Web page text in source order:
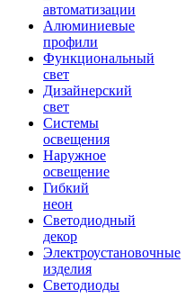
автоматизации
Алюминиевые
профили
Функциональный
свет
Дизайнерский
свет
Системы
освещения
Наружное
освещение
Гибкий
неон
Светодиодный
декор
Электроустановочные
изделия
Светодиоды